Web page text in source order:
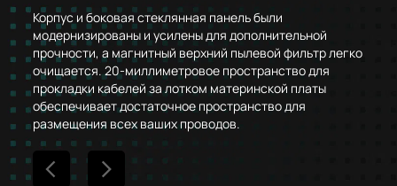
Корпус и боковая стеклянная панель были
модернизированы и усилены для дополнительной
прочности, а магнитный верхний пылевой фильтр легко
очищается. 20-миллиметровое пространство для
прокладки кабелей за лотком материнской платы
обеспечивает достаточное пространство для
размещения всех ваших проводов.